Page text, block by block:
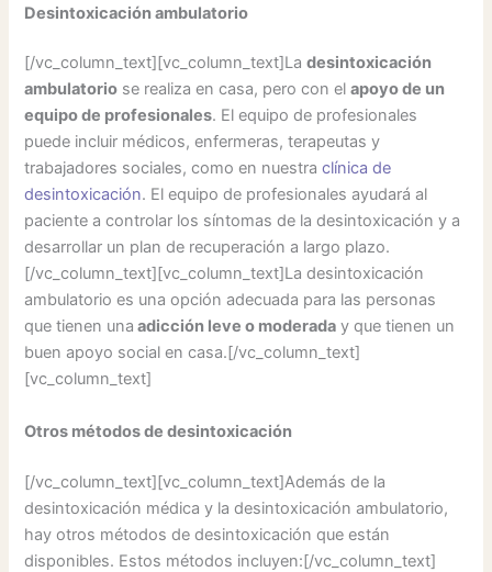
Desintoxicación ambulatorio
[/vc_column_text][vc_column_text]Ladesintoxicación
ambulatorio se realiza en casa, pero con elapoyo de un
equipo de profesionales. El equipo de profesionales
puede incluir médicos, enfermeras, terapeutas y
trabajadores sociales, como en nuestraclínica de
desintoxicación. El equipo de profesionales ayudará al
paciente a controlar los síntomas de la desintoxicación y a
desarrollar un plan de recuperación a largo plazo.
[/vc_column_text][vc_column_text]La desintoxicación
ambulatorio es una opción adecuada para las personas
que tienen una adicción leve o moderada y que tienen un
buen apoyo social en casa.[/vc_column_text]
[vc_column_text]
Otros métodos de desintoxicación
[/vc_column_text][vc_column_text]Además de la
desintoxicación médica y la desintoxicación ambulatorio,
hay otros métodos de desintoxicación que están
disponibles. Estos métodos incluyen:[/vc_column_text]